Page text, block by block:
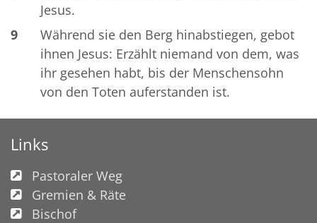
Jesus.
9
Während sie den Berg hinabstiegen, gebot
ihnen Jesus: Erzählt niemand von dem, was
ihr gesehen habt, bis der Menschensohn
von den Toten auferstanden ist.
Links
Pastoraler Weg
Gremien & Räte
Bischof